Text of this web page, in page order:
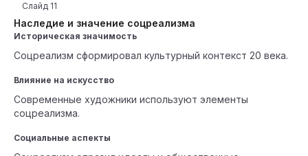
Наследие и значение соцреализма
Слайд 11
Историческая значимость
Соцреализм сформировал культурный контекст 20 века.
Влияние на искусство
Современные художники используют элементы
соцреализма.
Социальные аспекты